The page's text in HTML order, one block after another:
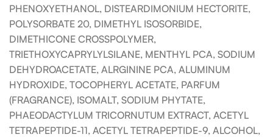
PHENOXYETHANOL, DISTEARDIMONIUM HECTORITE,
POLYSORBATE 20, DIMETHYL ISOSORBIDE,
DIMETHICONE CROSSPOLYMER,
TRIETHOXYCAPRYLYLSILANE, MENTHYL PCA, SODIUM
DEHYDROACETATE, ALRGININE PCA, ALUMINUM
HYDROXIDE, TOCOPHERYL ACETATE, PARFUM
(FRAGRANCE), ISOMALT, SODIUM PHYTATE,
PHAEODACTYLUM TRICORNUTUM EXTRACT, ACETYL
TETRAPEPTIDE-11, ACETYL TETRAPEPTIDE-9, ALCOHOL,